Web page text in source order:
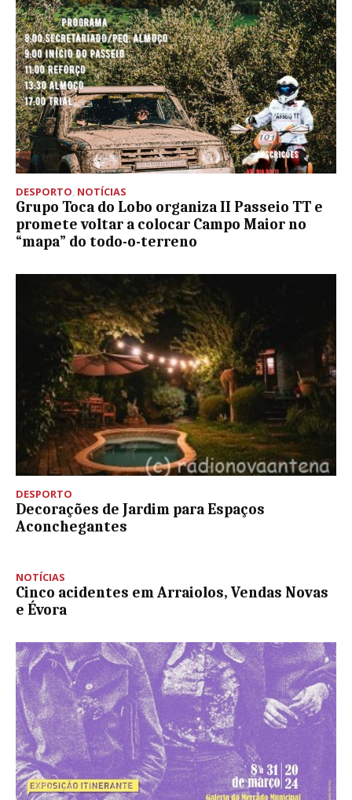
DESPORTO NOTÍCIAS
Grupo Toca do Lobo organiza II Passeio TT e
promete voltar a colocar Campo Maior no
“mapa” do todo-o-terreno
DESPORTO
Decorações de Jardim para Espaços
Aconchegantes
NOTÍCIAS
Cinco acidentes em Arraiolos, Vendas Novas
e Évora